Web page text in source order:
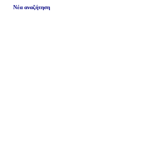
Νέα αναζήτηση